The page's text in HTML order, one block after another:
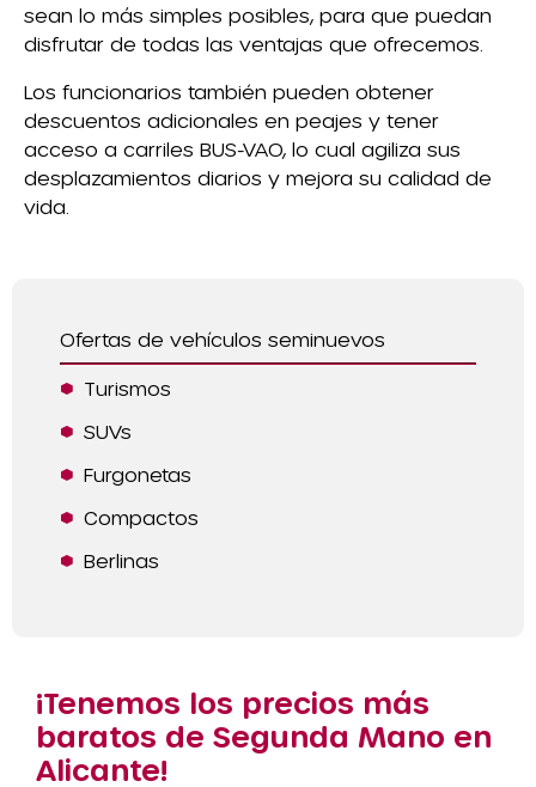
sean lo más simples posibles, para que puedan
disfrutar de todas las ventajas que ofrecemos.
Los funcionarios también pueden obtener
descuentos adicionales en peajes y tener
acceso a carriles BUS-VAO, lo cual agiliza sus
desplazamientos diarios y mejora su calidad de
vida.
Ofertas de vehículos seminuevos
Turismos
SUVs
Furgonetas
Compactos
Berlinas
¡Tenemos los precios más
baratos de Segunda Mano en
Alicante!